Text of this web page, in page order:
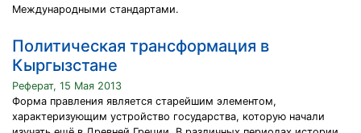
Международными стандартами.
Политическая трансформация в
Кыргызстане
Реферат, 15 Мая 2013
Форма правления является старейшим элементом,
характеризующим устройство государства, которую начали